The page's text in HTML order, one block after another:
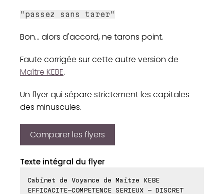
"passez sans tarer"
Bon... alors d'accord, ne tarons point.
Faute corrigée sur cette autre version de
Maître KEBE.
Un flyer qui sépare strictement les capitales
des minuscules.
Comparer les flyers
Texte intégral du flyer
Cabinet de Voyance de Maitre KEBE
EFFICACITE-COMPETENCE SERIEUX - DISCRET